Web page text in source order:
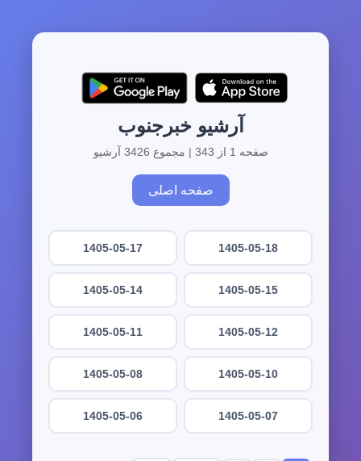
آرشیو خبرجنوب
صفحه 1 از 343 | مجموع 3426 آرشیو
صفحه اصلی
1405-05-18
1405-05-17
1405-05-15
1405-05-14
1405-05-12
1405-05-11
1405-05-10
1405-05-08
1405-05-07
1405-05-06